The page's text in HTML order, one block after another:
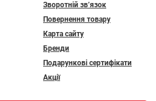
Зворотній зв’язок
Повернення товару
Карта сайту
Бренди
Подарункові сертифікати
Акції